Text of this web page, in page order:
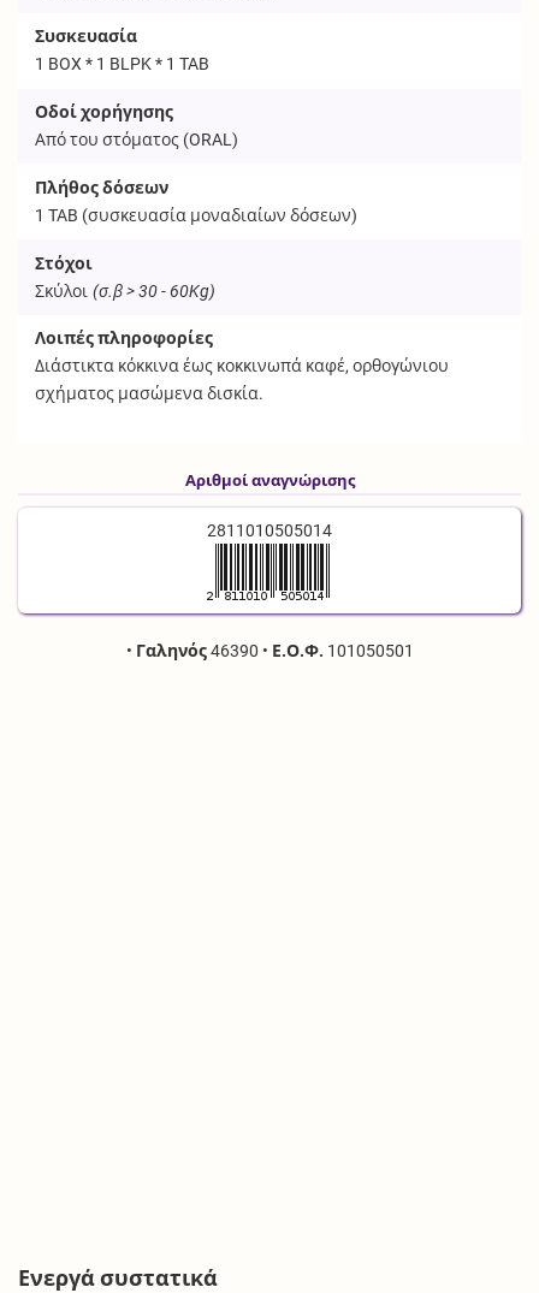
Συσκευασία
1 BOX * 1 BLPK * 1 TAB
Οδοί χορήγησης
Από του στόματος (ORAL)
Πλήθος δόσεων
1TAB (συσκευασία μοναδιαίων δόσεων)
Στόχοι
Σκύλοι (σ.β > 30 - 60Kg)
Λοιπές πληροφορίες
Διάστικτα κόκκινα έως κοκκινωπά καφέ, ορθογώνιου
σχήματος μασώμενα δισκία.
Αριθμοί αναγνώρισης
2811010505014
• Γαληνός46390 • Ε.Ο.Φ. 101050501
Ενεργά συστατικά